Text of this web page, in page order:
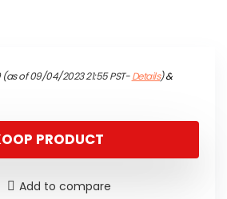
(as of 09/04/2023 21:55 PST-Details)&
PRODUCT
Add to compare